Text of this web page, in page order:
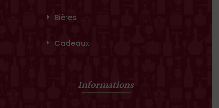
Bières
Cadeaux
Informations